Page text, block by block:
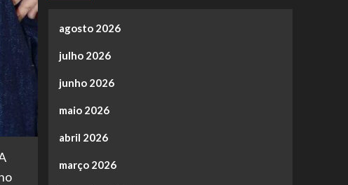
agosto 2026
julho 2026
junho 2026
maio 2026
abril 2026
março 2026